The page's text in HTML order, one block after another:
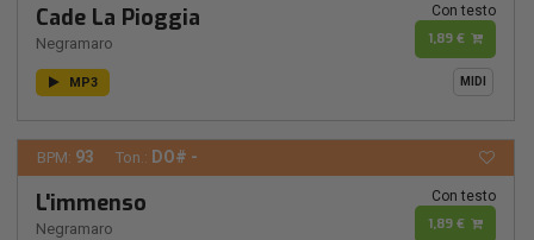
Cade La Pioggia
Negramaro
Con testo
1,89 €
MP3 MIDI
BPM: 93 Ton.: DO# -
L'immenso
Negramaro
Con testo
1,89 €